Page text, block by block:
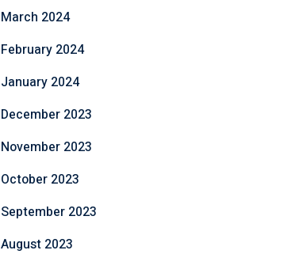
March 2024
February 2024
January 2024
December 2023
November 2023
October 2023
September 2023
August 2023